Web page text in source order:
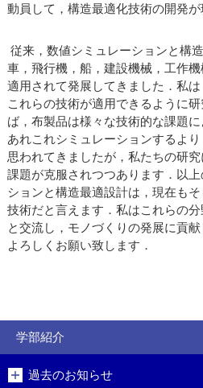
動員して，構造最適化技術の開発が
従来，数値シミュレーションと構
車，飛行機，船，建設機械，工作
適用されて発展してきました．私
これらの技術が適用できるように
ば，布製品は様々な技術的な課題
あれこれシミュレーションするよ
思われてきましたが，私たちの研
課題が克服されつつあります．以
ションと構造最適設計は，現在も
技術だと言えます．私はこれらの
と交流し，モノづくりの発展に貢
よろしくお願い致します．
学部紹介
過去のお知らせ